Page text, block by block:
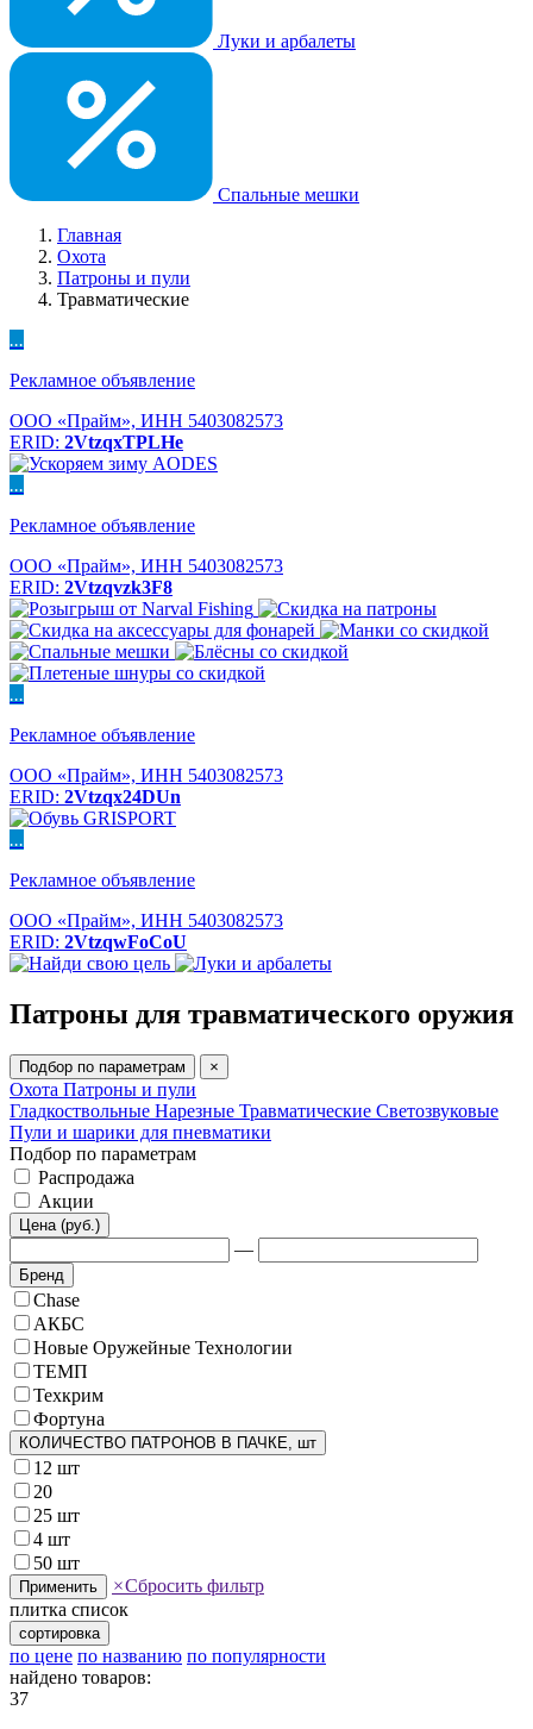
Луки и арбалеты
Спальные мешки
Главная
Охота
Патроны и пули
Травматические
...
Рекламное объявление
ООО «Прайм», ИНН 5403082573
ERID: 2VtzqxTPLHe
...
Рекламное объявление
ООО «Прайм», ИНН 5403082573
ERID: 2Vtzqvzk3F8
...
Рекламное объявление
ООО «Прайм», ИНН 5403082573
ERID: 2Vtzqx24DUn
...
Рекламное объявление
ООО «Прайм», ИНН 5403082573
ERID: 2VtzqwFoCoU
Патроны для травматического оружия
Подбор по параметрам ×
Охота Патроны и пули
Гладкоствольные Нарезные Травматические Светозвуковые
Пули и шарики для пневматики
Подбор по параметрам
Распродажа
Акции
Цена (руб.)
—
Бренд
Chase
АКБС
Новые Оружейные Технологии
ТЕМП
Техкрим
Фортуна
КОЛИЧЕСТВО ПАТРОНОВ В ПАЧКЕ, шт
12 шт
20
25 шт
4 шт
50 шт
Применить ×Сбросить фильтр
плитка список
сортировка
по цене по названию по популярности
найдено товаров:
37